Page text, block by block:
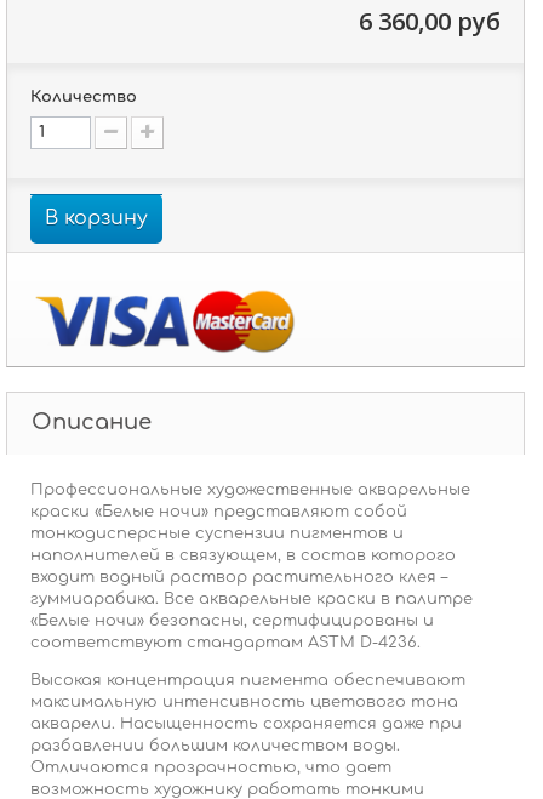
6 360,00 руб
Количество
В корзину
Описание
Профессиональные художественные акварельные
краски «Белые ночи» представляют собой
тонкодисперсные суспензии пигментов и
наполнителей в связующем, в состав которого
входит водный раствор растительного клея –
гуммиарабика. Все акварельные краски в палитре
«Белые ночи» безопасны, сертифицированы и
соответствуют стандартам ASTM D-4236.
Высокая концентрация пигмента обеспечивают
максимальную интенсивность цветового тона
акварели. Насыщенность сохраняется даже при
разбавлении большим количеством воды.
Отличаются прозрачностью, что дает
возможность художнику работать тонкими